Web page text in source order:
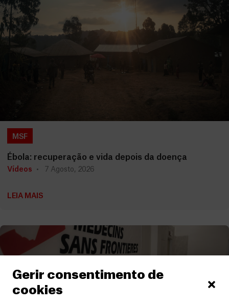
Gerir consentimento de
cookies
MSF
Ébola: recuperação e vida depois da doença
Vídeos 7 Agosto, 2026
LEIA MAIS